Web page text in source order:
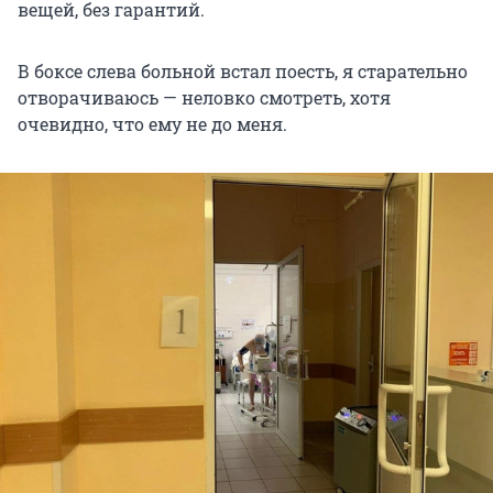
вещей, без гарантий.
В боксе слева больной встал поесть, я старательно
отворачиваюсь — неловко смотреть, хотя
очевидно, что ему не до меня.